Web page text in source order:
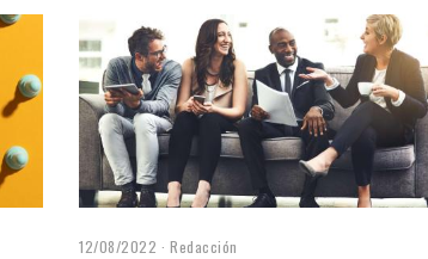
12/08/2022 Redacción